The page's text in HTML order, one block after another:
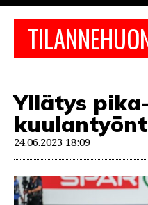
Yllätys
24.06.2023 18:09
PESÄPALLO
VIDEOT
JALKAPALLO
EM2021
JÄÄKIEKKO
PESÄPALLO
F1